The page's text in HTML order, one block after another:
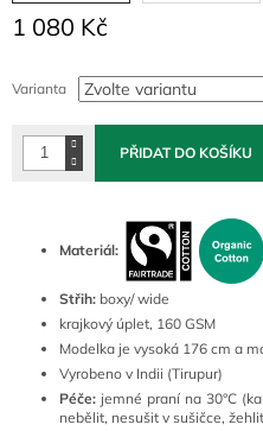
1 080 Kč
cena:
Varianta
PŘIDAT DO KOŠÍKU
Materiál:
Střih: boxy/ wide
krajkový úplet, 160 GSM
Modelka je vysoká 176 cm a
Vyrobeno v Indii (Tirupur)
Péče: jemné praní na 30°C
nebělit, nesušit v sušičce,